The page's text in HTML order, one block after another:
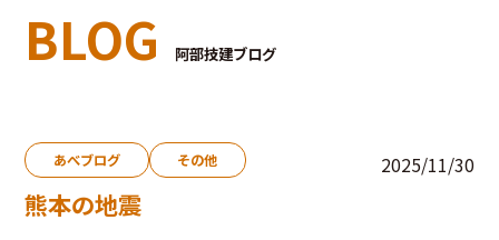
BLOG 阿部技建ブログ
あべブログ その他 2025/11/30
熊本の地震